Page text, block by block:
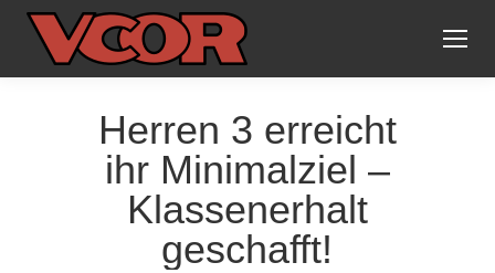
Herren 3 erreicht
ihr Minimalziel –
Klassenerhalt
geschafft!